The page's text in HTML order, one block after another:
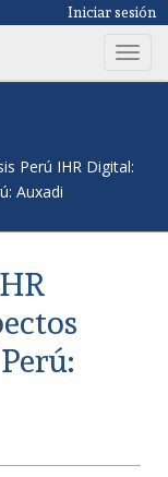
Iniciar sesión
T
o
a
Perú IHR Digital:
Auxadi